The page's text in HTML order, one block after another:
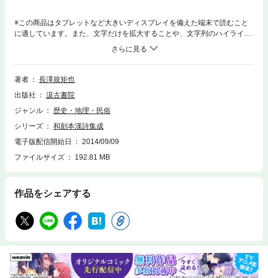
※この商品はタブレットなど大きいディスプレイを備えた端末で読むこと
に適しています。また、文字だけを拡大することや、文字列のハイライ
ト、検索、辞書の参照、引用などの機能が使用できません。江戸時代の学
者が面目をかけて完成した正確な訓点つき和刻本は、今日すでに稀覯書と
なりつつあり、「（分類補註）李太白詩」「李長吉歌詩」のようにこれに
よらなければ見られないテキストを含む、漢詩115首の一大集成が吉川幸
ました。
著者
長澤規矩也
出版社
汲古書院
ジャンル
歴史・地理・民俗
シリーズ
和刻本漢詩集成
電子版配信開始日
2014/09/09
ファイルサイズ
192.81 MB
作品をシェアする